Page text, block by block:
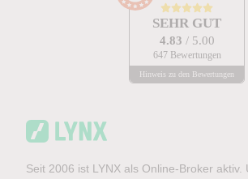
SEHR GUT
4.83 / 5.00
647 Bewertungen
Hinweis zu den Bewertungen
Seit 2006 ist LYNX als Online-Broker aktiv.